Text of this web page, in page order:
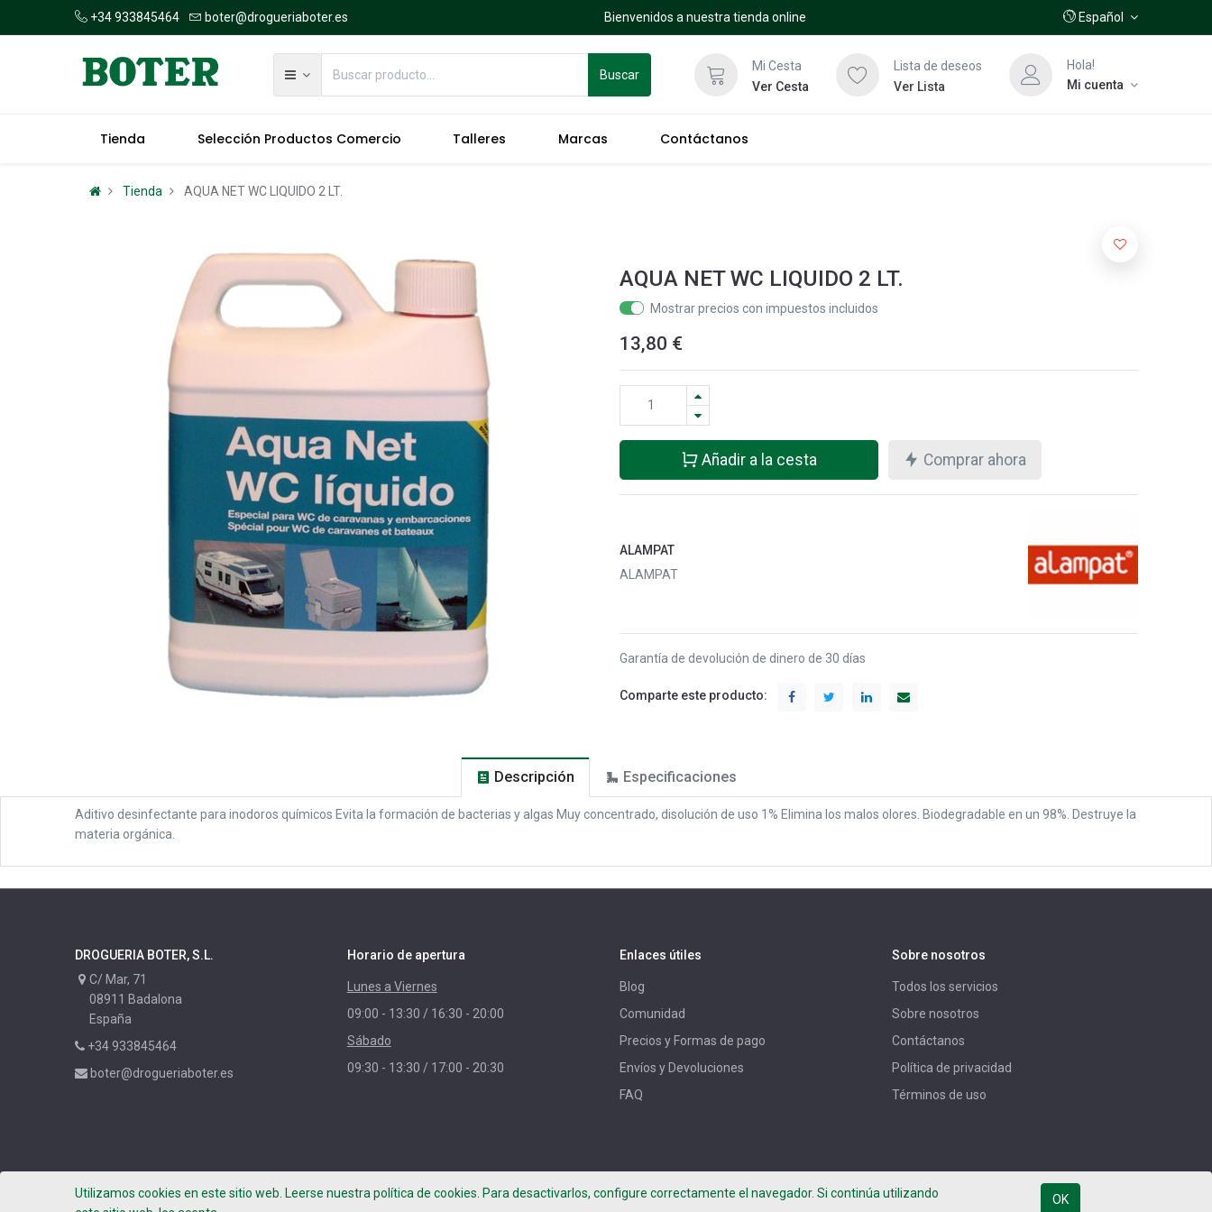
Utilizamos cookies en este sitio web. Leerse nuestra política de cookies. Para desactivarlos, configure correctamente el navegador. Si continúa utilizando
OK
+34 933845464 boter@drogueriaboter.es Bienvenidos a nuestra tienda online Español
Buscar
Mi Cesta
Ver Cesta
Lista de deseos
Ver Lista
Hola!
Mi cuenta
Tienda Selección Productos Comercio Talleres Marcas Contáctanos
Tienda AQUA NET WC LIQUIDO 2 LT.
AQUA NET WC LIQUIDO 2 LT.
Mostrar precios con impuestos incluidos
13,80 €
Añadir a la cesta Comprar ahora
ALAMPAT
ALAMPAT
Garantía de devolución de dinero de 30 días
Comparte este producto:
Descripción Especificaciones
Aditivo desinfectante para inodoros químicos Evita la formación de bacterias y algas Muy concentrado, disolución de uso 1% Elimina los malos olores. Biodegradable en un 98%. Destruye la
materia orgánica.
DROGUERIA BOTER, S.L.
C/ Mar, 71
08911 Badalona
España
+34 933845464
boter@drogueriaboter.es
Horario de apertura
Lunes a Viernes
09:00 - 13:30 / 16:30 - 20:00
Sábado
09:30 - 13:30 / 17:00 - 20:30
Enlaces útiles
Blog
Comunidad
Precios y Formas de pago
Envíos y Devoluciones
FAQ
Sobre nosotros
Todos los servicios
Sobre nosotros
Contáctanos
Política de privacidad
Términos de uso
Copyright © DROGUERIA BOTER, S.L.